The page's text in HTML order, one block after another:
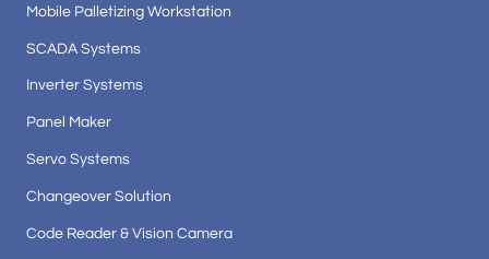
Mobile Palletizing Workstation
SCADA Systems
Inverter Systems
Panel Maker
Servo Systems
Changeover Solution
Code Reader & Vision Camera